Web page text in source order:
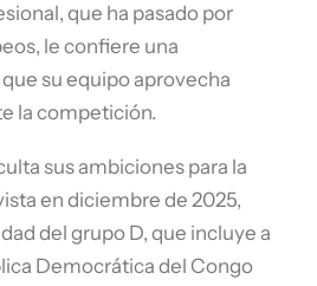
que ha pasado por
le confiere una
su equipo aprovecha
la competición.
sus ambiciones para la
en diciembre de 2025,
del grupo D, que incluye a
Democrática del Congo